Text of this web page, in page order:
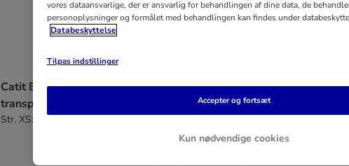
Catit Black Tiger Voyageur
transportkasse
Str. XS: L 57 x B 38 x H 31 cm
Trixie Capri transportkasse,
Open Top
Str. XS: L 61 x B 40 x H 38 cm
vores dataansvarlige, der er ansvarlig for behandlingen af ​​dine data, de
personoplysninger og formålet med behandlingen kan findes under
Databeskyttelse
Tilpas indstillinger
Kun nødvendige cookies
Accepter og fortsæt